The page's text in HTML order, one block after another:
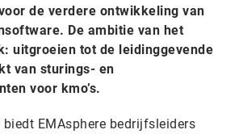
de verdere ontwikkeling van
De ambitie van het
uitgroeien tot de leidinggevende
van sturings- en
voor kmo’s.
EMAsphere bedrijfsleiders